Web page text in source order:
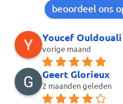
beoordeel ons
Youcef Ouldouali
vorige maand
Geert Glorieux
2 maanden geleden